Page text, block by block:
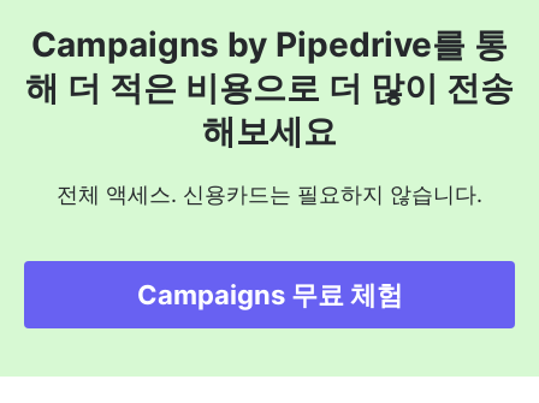
는 시간을 줄이고 다른 작업에 집중할 수 있는 시간을 마련
하기 위해 고안되었습니다.
Campaigns by Pipedrive를 통
해 더 적은 비용으로 더 많이 전송
해보세요
전체 액세스. 신용카드는 필요하지 않습니다.
Campaigns 무료 체험